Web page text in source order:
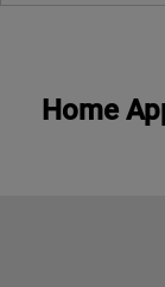
Home